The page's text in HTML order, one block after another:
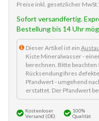
Preise inkl. gesetzlicher
Sofort versandfertig.
Bestellung bis 14 Uhr
Dieser Artikel ist ein
Kiste Mineralwasser -
berechnen. Bitte beachten
Rücksendung Ihres
Pfandwert - umgehend
erstattet. Der Pfandwert
Kostenloser
Versand (DE)
100%
Qualität